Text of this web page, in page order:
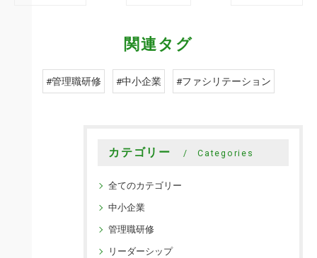
関連タグ
#管理職研修 #中小企業 #ファシリテーション
カテゴリー Categories
全てのカテゴリー
中小企業
管理職研修
リーダーシップ